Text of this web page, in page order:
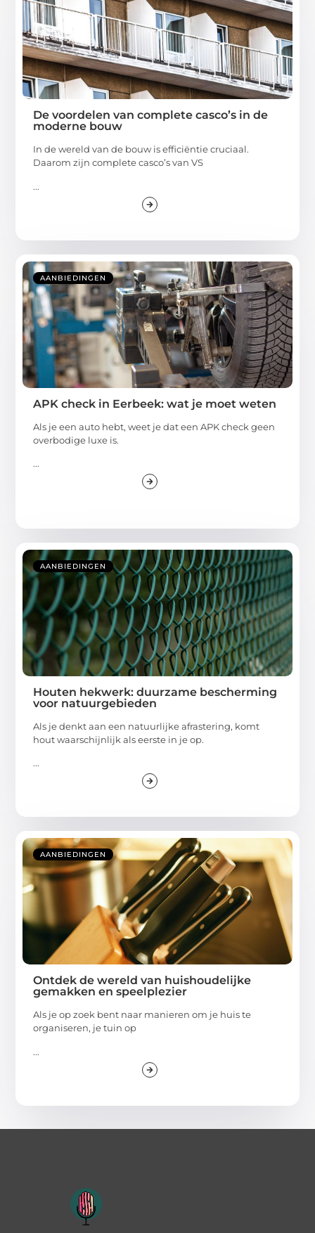
De voordelen van complete casco’s in de
moderne bouw
In de wereld van de bouw is efficiëntie cruciaal.
Daarom zijn complete casco’s van VS
...
AANBIEDINGEN
APK check in Eerbeek: wat je moet weten
Als je een auto hebt, weet je dat een APK check geen
overbodige luxe is.
...
AANBIEDINGEN
Houten hekwerk: duurzame bescherming
voor natuurgebieden
Als je denkt aan een natuurlijke afrastering, komt
hout waarschijnlijk als eerste in je op.
...
AANBIEDINGEN
Ontdek de wereld van huishoudelijke
gemakken en speelplezier
Als je op zoek bent naar manieren om je huis te
organiseren, je tuin op
...